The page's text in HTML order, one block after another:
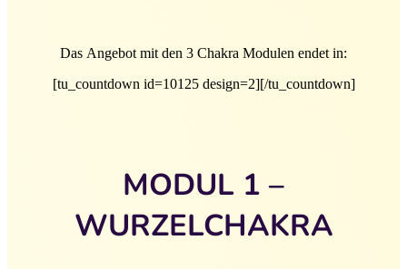
Das Angebot mit den 3 Chakra Modulen endet in:
[tu_countdown id=10125 design=2][/tu_countdown]
MODUL 1 –
WURZELCHAKRA